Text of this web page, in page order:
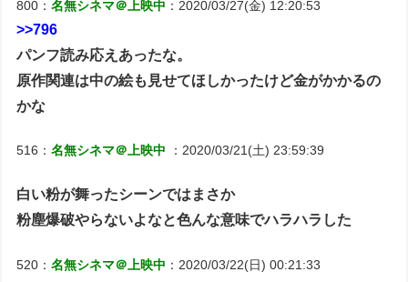
800：名無シネマ＠上映中 ：2020/03/27(金) 12:20:53
>>796
パンフ読み応えあったな。
原作関連は中の絵も見せてほしかったけど金がかかるの
かな
516：名無シネマ＠上映中 ：2020/03/21(土) 23:59:39
白い粉が舞ったシーンではまさか
粉塵爆破やらないよなと色んな意味でハラハラした
520：名無シネマ＠上映中 ：2020/03/22(日) 00:21:33